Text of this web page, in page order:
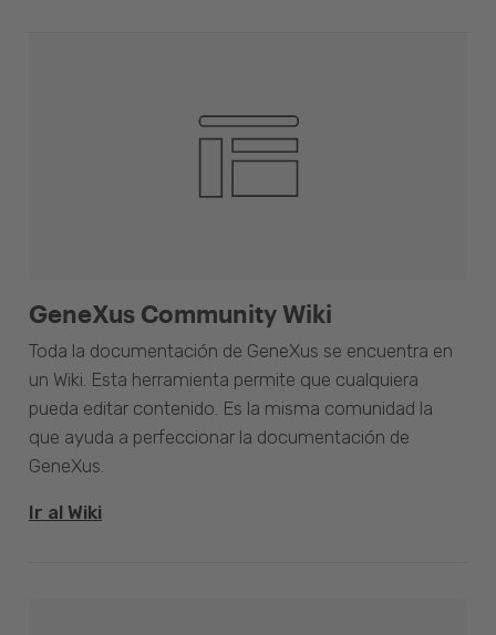
GeneXus Community Wiki
Toda la documentación de GeneXus se encuentra en
un Wiki. Esta herramienta permite que cualquiera
pueda editar contenido. Es la misma comunidad la
que ayuda a perfeccionar la documentación de
GeneXus.
Ir al Wiki